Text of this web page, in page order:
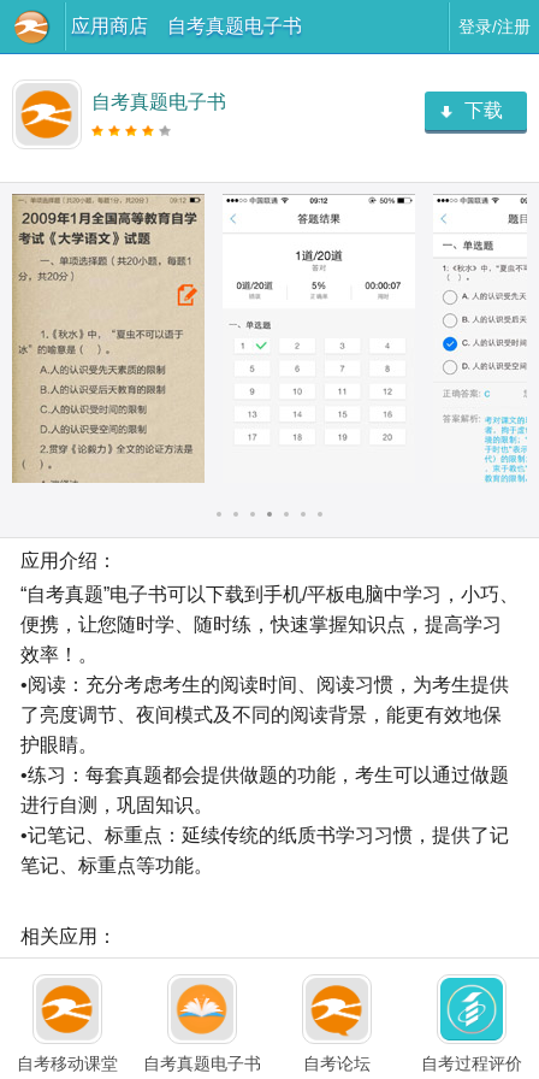
登录/注册
应用商店 自考真题电子书
自考真题电子书 下载
应用介绍：
“自考真题”电子书可以下载到手机/平板电脑中学习，小巧、
便携，让您随时学、随时练，快速掌握知识点，提高学习
效率！。
•阅读：充分考虑考生的阅读时间、阅读习惯，为考生提供
了亮度调节、夜间模式及不同的阅读背景，能更有效地保
护眼睛。
•练习：每套真题都会提供做题的功能，考生可以通过做题
进行自测，巩固知识。
•记笔记、标重点：延续传统的纸质书学习习惯，提供了记
笔记、标重点等功能。
相关应用：
自考移动课堂 自考真题电子书 自考论坛 自考过程评价